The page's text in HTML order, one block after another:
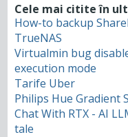
Cele mai citite în
How-to backup
TrueNAS
Virtualmin bug
execution mode
Tarife Uber
Philips Hue Gradient
Chat With RTX - AI
tale